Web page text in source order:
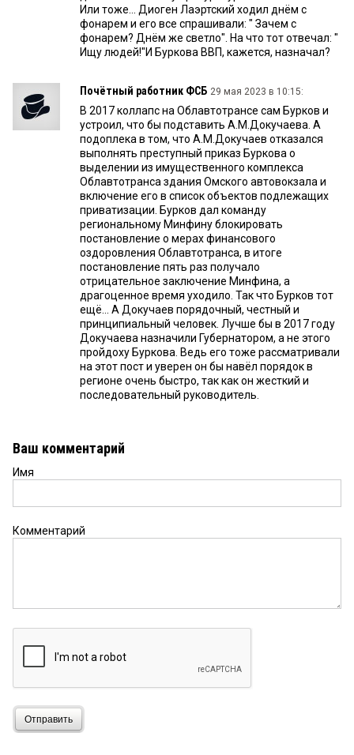
Или тоже... Диоген Лаэртский ходил днём с
фонарем и его все спрашивали: " Зачем с
фонарем? Днём же светло". На что тот отвечал: "
Ищу людей!"И Буркова ВВП, кажется, назначал?
Почётный работник ФСБ 29 мая 2023 в 10:15:
В 2017 коллапс на Облавтотрансе сам Бурков и
устроил, что бы подставить А.М.Докучаева. А
подоплека в том, что А.М.Докучаев отказался
выполнять преступный приказ Буркова о
выделении из имущественного комплекса
Облавтотранса здания Омского автовокзала и
включение его в список объектов подлежащих
приватизации. Бурков дал команду
региональному Минфину блокировать
постановление о мерах финансового
оздоровления Облавтотранса, в итоге
постановление пять раз получало
отрицательное заключение Минфина, а
драгоценное время уходило. Так что Бурков тот
ещё... А Докучаев порядочный, честный и
принципиальный человек. Лучше бы в 2017 году
Докучаева назначили Губернатором, а не этого
пройдоху Буркова. Ведь его тоже рассматривали
на этот пост и уверен он бы навёл порядок в
регионе очень быстро, так как он жесткий и
последовательный руководитель.
Ваш комментарий
Имя
Комментарий
Отправить